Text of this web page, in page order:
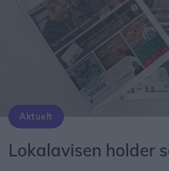
Aktuelt
Lokalavisen holder